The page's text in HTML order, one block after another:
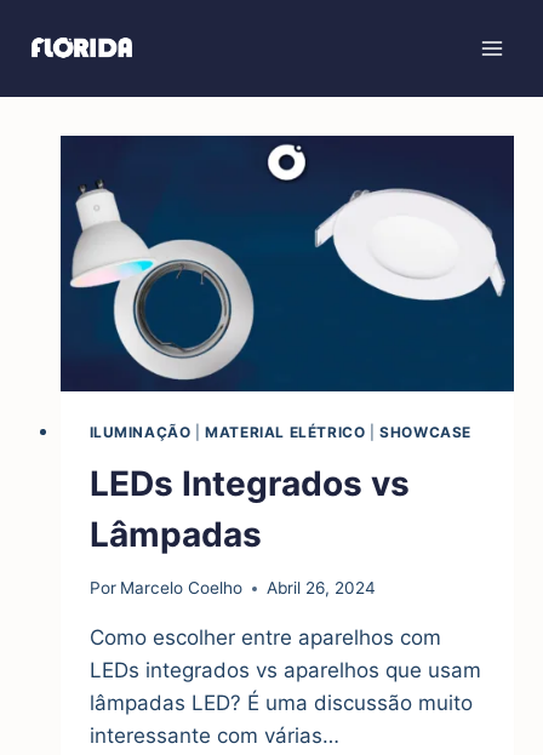
ILUMINAÇÃO |MATERIAL ELÉTRICO |SHOWCASE
LEDs Integrados vs
Lâmpadas
Por Marcelo Coelho Abril 26, 2024
Como escolher entre aparelhos com
LEDs integrados vs aparelhos que usam
lâmpadas LED? É uma discussão muito
interessante com várias…